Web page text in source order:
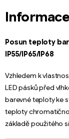
Posun teploty
IP55/IP65/IP68
Vzhledem k
LED pásků před
barevné teploty ke
teploty
základě použitého